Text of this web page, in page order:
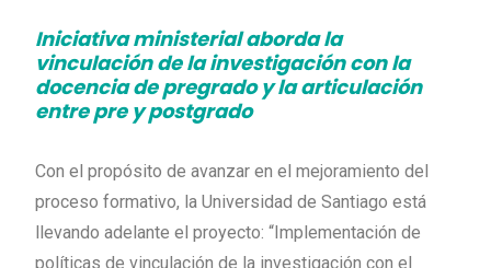
Iniciativa ministerial aborda la
vinculación de la investigación con la
docencia de pregrado y la articulación
entre pre y postgrado
Con el propósito de avanzar en el mejoramiento del
proceso formativo, la Universidad de Santiago está
llevando adelante el proyecto: “Implementación de
políticas de vinculación de la investigación con el